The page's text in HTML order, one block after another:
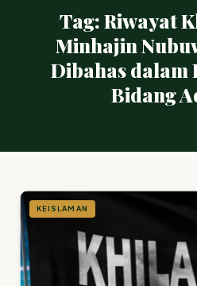
Tag: Riwayat
Minhajin
Dibahas dalam
Bidang
KEISLAMAN